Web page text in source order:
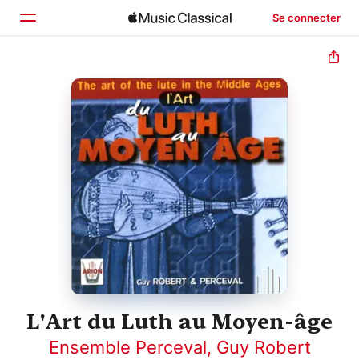
Se connecter
Accueil
Parcourir
Rechercher
L'Art du Luth au Moyen-âge
Ensemble Perceval, Guy Robert